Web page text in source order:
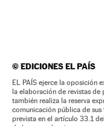
©EDICIONES EL PAÍS
EL PAÍS ejerce la oposición
la elaboración de revistas
también realiza la reserva
comunicación pública de
prevista en el artículo 33.1